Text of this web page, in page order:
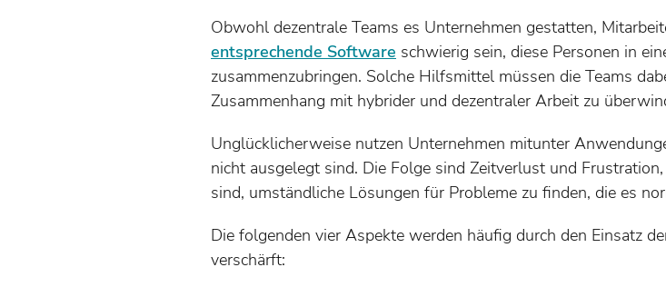
Obwohl dezentrale Teams es Unternehmen gestatten,
entsprechende Software schwierig sein, diese Personen in
zusammenzubringen. Solche Hilfsmittel müssen die Teams
Zusammenhang mit hybrider und dezentraler Arbeit zu
Unglücklicherweise nutzen Unternehmen mitunter
nicht ausgelegt sind. Die Folge sind Zeitverlust und
sind, umständliche Lösungen für Probleme zu finden, die es
Die folgenden vier Aspekte werden häufig durch den Einsatz
verschärft: